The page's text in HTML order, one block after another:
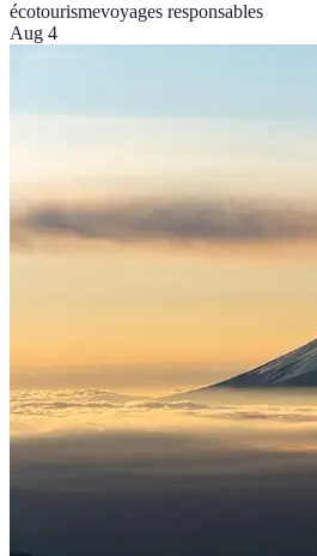
écotourismevoyages responsables
Aug 4